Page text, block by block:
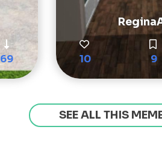
69 10 9
SEE ALL THIS